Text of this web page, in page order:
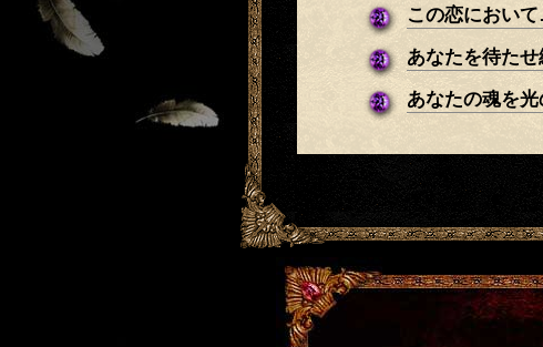
この恋におい
あなたを待た
あなたの魂を